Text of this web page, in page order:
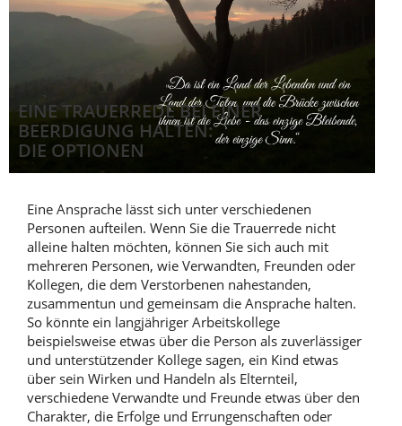
EINE TRAUERREDE BEI EINER
BEERDIGUNG HALTEN:
DIE OPTIONEN
Eine Ansprache lässt sich unter verschiedenen
Personen aufteilen. Wenn Sie die Trauerrede nicht
alleine halten möchten, können Sie sich auch mit
mehreren Personen, wie Verwandten, Freunden oder
Kollegen, die dem Verstorbenen nahestanden,
zusammentun und gemeinsam die Ansprache halten.
So könnte ein langjähriger Arbeitskollege
beispielsweise etwas über die Person als zuverlässiger
und unterstützender Kollege sagen, ein Kind etwas
über sein Wirken und Handeln als Elternteil,
verschiedene Verwandte und Freunde etwas über den
Charakter, die Erfolge und Errungenschaften oder